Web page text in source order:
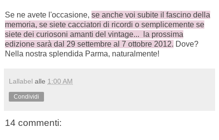
Se ne avete l'occasione, se anche voi subite il fascino della
memoria, se siete cacciatori di ricordi o semplicemente se
siete dei curiosoni amanti del vintage... la prossima
edizione sarà dal 29 settembre al 7 ottobre 2012. Dove?
Nella nostra splendida Parma, naturalmente!
Lallabel alle 1:00 AM
Condividi
14 commenti: